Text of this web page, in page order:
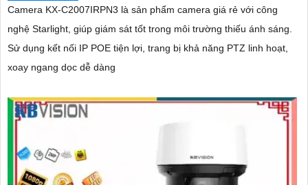
Camera KX-C2007IRPN3 là sản phẩm camera giá rẻ với công
nghệ Starlight, giúp giám sát tốt trong môi trường thiếu ánh sáng.
Sử dụng kết nối IP POE tiện lợi, trang bị khả năng PTZ linh hoạt,
xoay ngang dọc dễ dàng